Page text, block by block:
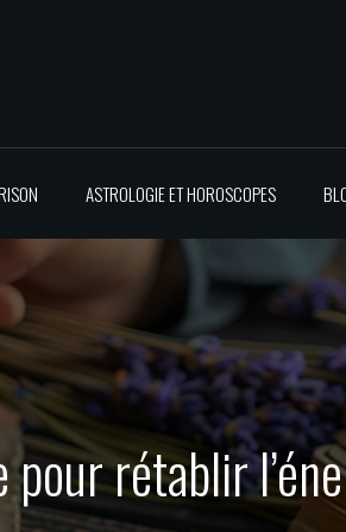
ASTROLOGIE ET HOROSCOPES
rétablir